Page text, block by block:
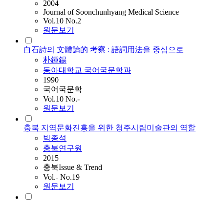
2004
Journal of Soonchunhyang Medical Science
Vol.10 No.2
원문보기
白石詩의 文體論的 考察 : 語詞用法을 중심으로
朴鍾錫
동아대학교 국어국문학과
1990
국어국문학
Vol.10 No.-
원문보기
충북 지역문화진흥을 위한 청주시립미술관의 역할
박종석
충북연구원
2015
충북Issue & Trend
Vol.- No.19
원문보기